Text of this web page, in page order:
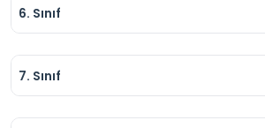
6. Sınıf
7. Sınıf